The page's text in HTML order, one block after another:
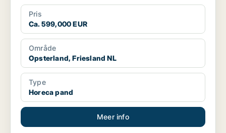
Pris
Ca. 599,000 EUR
Område
Opsterland, Friesland NL
Type
Horeca pand
Meer info